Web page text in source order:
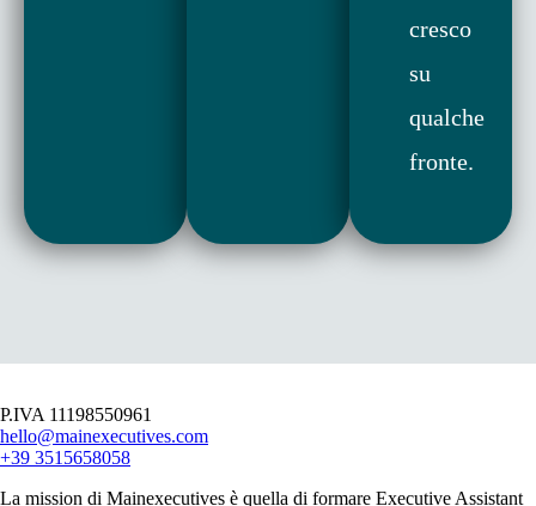
cresco
su
qualche
fronte.
P.IVA 11198550961
hello@mainexecutives.com
+39 3515658058
La mission di Mainexecutives è quella di formare Executive Assistant